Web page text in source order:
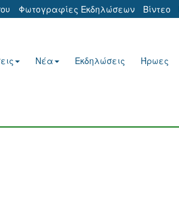
Φωτογραφίες Εκδηλώσεων Βίντεο
Νέα Εκδηλώσεις Ήρωες